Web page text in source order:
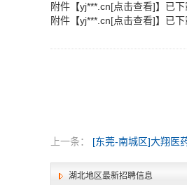
附件【yj***.cn[点击查看]】已下
附件【yj***.cn[点击查看]】已下
上一条：
湖北地区最新招聘信息